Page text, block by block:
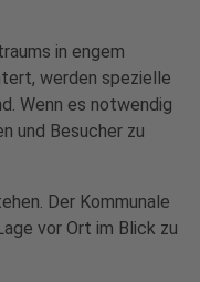
in engem
werden spezielle
Wenn es notwendig
und Besucher zu
Der Kommunale
vor Ort im Blick zu